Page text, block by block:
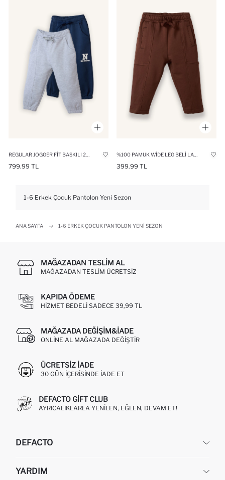
799.99 TL 399.99 TL
1-6 Erkek Çocuk Pantolon Yeni Sezon
ANA SAYFA 1-6 ERKEK ÇOCUK PANTOLON YENI SEZON
MAĞAZADAN TESLIM AL
MAĞAZADAN TESLIM ÜCRETSIZ
KAPIDA ÖDEME
HIZMET BEDELI SADECE 39,99 TL
MAĞAZADA DEĞIŞIM&İADE
ONLINE AL MAĞAZADA DEĞIŞTIR
ÜCRETSIZ IADE
30 GÜN IÇERISINDE IADE ET
DEFACTO GIFT CLUB
AYRICALIKLARLA YENILEN, EĞLEN, DEVAM ET!
DEFACTO
HAKKIMIZDA
YARDIM